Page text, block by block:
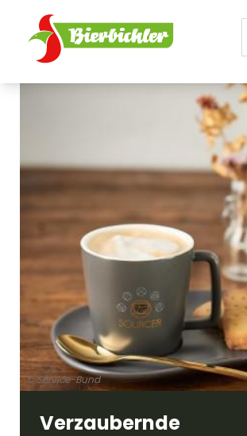
© Service-Bund
Verzaubernde